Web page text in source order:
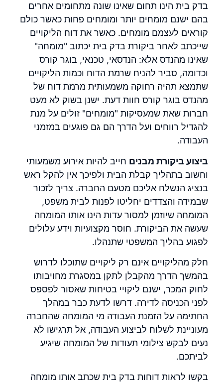
בדק בית הינו תחום שאינו שונה מתחומים אחרים
בהם ישנם מומחים יותר ומומחים פחות כאשר כולם
קוראים לעצמם מומחים. כאשר את דוח הליקויים
שייכתב לאחר ביקורת בדק בית יכתוב "מומחה"
שאינו מהנדס אלא: הנדסאי, טכנאי, בוגר קורס
וכדומה, סביר להניח שרמת הדוח וכמות הליקויים
שתמצא תהיה רחוקה משמעותית מרמת דוח של
מהנדס בוגר קורס חוות דעת. ישנן בשוק לא מעט
חברות שאת שמעסיקות "מומחים" זולים על מנת
להגדיל רווחים ועל הדרך הם גם פוגעים במזמני
העבודה.
ביצוע ביקורת מבניםחייב להיות אירוע משמעותי
וחשוב בתהליך קבלת הבית ולפיכך אין להקל ראש
בנציג הנשלח אליכם מטעם החברה. צריך לזכור
שבמידה והצדדים יחליטו לפנות לבית משפט,
המומחה שיוזמן למסור עדות הינו אותו המומחה
שעשה את הביקורת. חוסר מקצועיות וידע עלולים
לפגוע בהליך המשפטי שתנהלו.
חלק מהליקויים אינם רק ליקויים שתוכלו לדרוש
בהמשך הדרך מהקבלן לתקן במסגרת מחויבותו
לחוק המכר, ישנם ליקויי בטיחות שאסור לפספס
לפני הכניסה לדירה. דרשו לדעת כבר במהלך
החתימה על הזמנת העבודה מי המומחה שהחברה
מעוניינת לשלוח לביצוע העבודה, אל תרגישו לא
נעים לבקש צילומי תעודות של המומחה שיגיע
לביתכם.
בקשו לראות דוחות בדק בית שכתב אותו מומחה